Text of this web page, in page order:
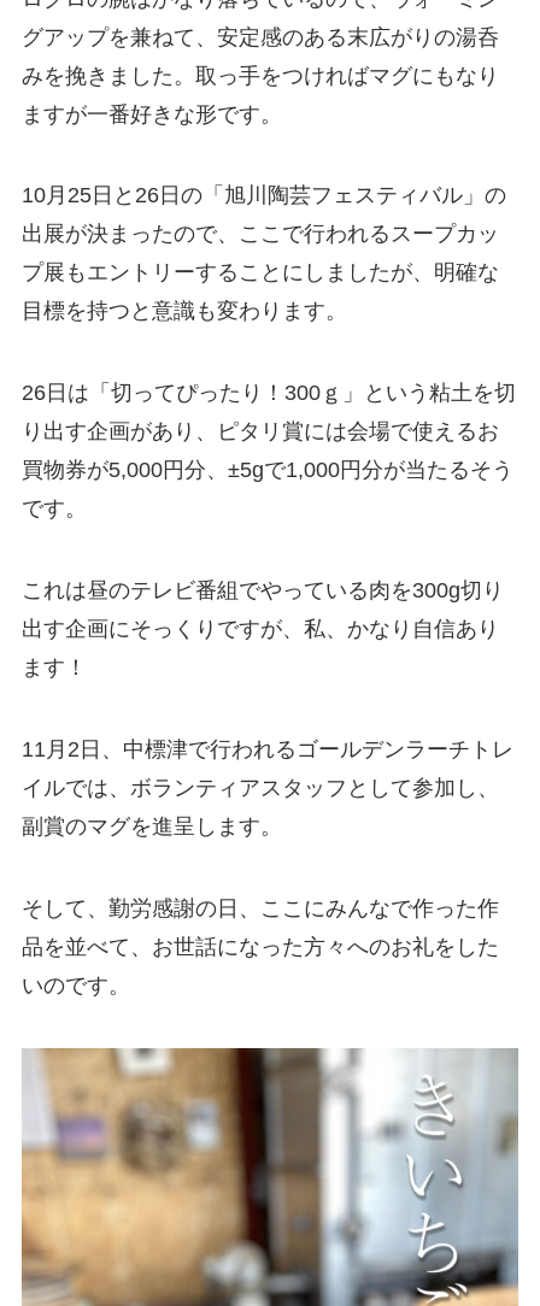
グアップを兼ねて、安定感のある末広がりの湯呑
みを挽きました。取っ手をつければマグにもなり
ますが一番好きな形です。
10月25日と26日の「旭川陶芸フェスティバル」の
出展が決まったので、ここで行われるスープカッ
プ展もエントリーすることにしましたが、明確な
目標を持つと意識も変わります。
26日は「切ってぴったり！300ｇ」という粘土を切
り出す企画があり、ピタリ賞には会場で使えるお
買物券が5,000円分、±5gで1,000円分が当たるそう
です。
これは昼のテレビ番組でやっている肉を300g切り
出す企画にそっくりですが、私、かなり自信あり
ます！
11月2日、中標津で行われるゴールデンラーチトレ
イルでは、ボランティアスタッフとして参加し、
副賞のマグを進呈します。
そして、勤労感謝の日、ここにみんなで作った作
品を並べて、お世話になった方々へのお礼をした
いのです。